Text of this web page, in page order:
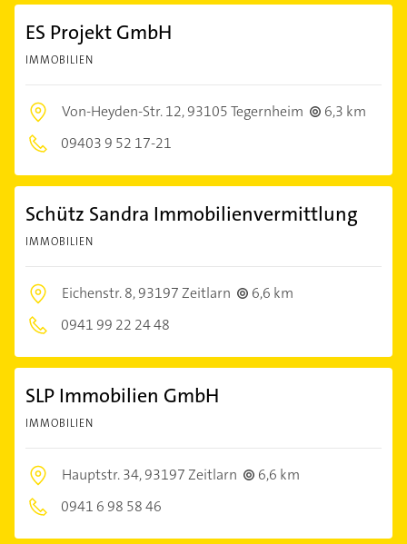
ES Projekt GmbH
IMMOBILIEN
Von-Heyden-Str. 12,93105 Tegernheim
6,3 km
09403 9 52 17-21
Schütz Sandra Immobilienvermittlung
IMMOBILIEN
Eichenstr. 8,93197 Zeitlarn
6,6 km
0941 99 22 24 48
SLP Immobilien GmbH
IMMOBILIEN
Hauptstr. 34,93197 Zeitlarn
6,6 km
0941 6 98 58 46